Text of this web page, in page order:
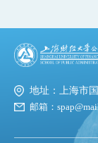
地址：上海市
邮箱：